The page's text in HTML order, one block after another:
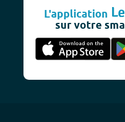
L'application
sur votre